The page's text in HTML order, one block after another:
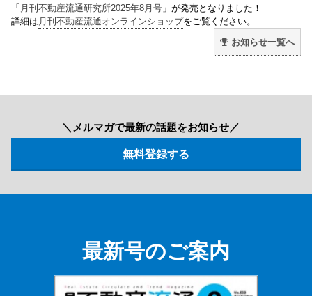
「 月刊不動産流通研究所2025年8月号 」が発売となりました！
詳細は 月刊不動産流通オンラインショップをご覧ください。
お知らせ一覧へ
＼メルマガで最新の話題をお知らせ／
最新号のご案内